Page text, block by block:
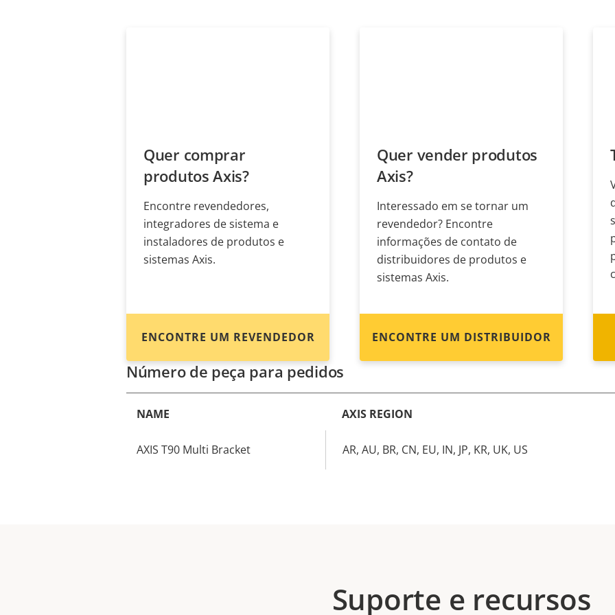
Quer comprar
produtos Axis?
Encontre revendedores,
integradores de sistema e
instaladores de produtos e
sistemas Axis.
ENCONTRE UM REVENDEDOR
Quer vender produtos
Axis?
Interessado em se tornar um
revendedor? Encontre
informações de contato de
distribuidores de produtos e
sistemas Axis.
ENCONTRE UM DISTRIBUIDOR
Número de peça para pedidos
NAME AXIS REGION
AXIS T90 Multi Bracket AR, AU, BR, CN, EU, IN, JP, KR, UK, US
Suporte e recursos